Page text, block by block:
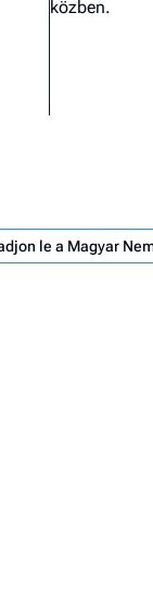
közben.
le a Magyar